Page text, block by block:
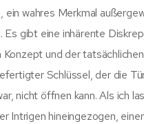
ein wahres Merkmal
Es gibt eine inhärente
Konzept und der
Schlüssel, der die
nicht öffnen kann. Als ich
Intrigen hineingezogen,